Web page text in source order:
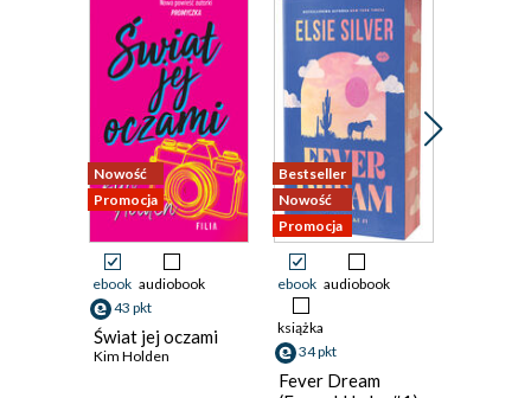
Nowość
Promocja
ebook audiobook
43 pkt
Świat jej oczami
Kim Holden
Bestseller
Nowość
Promocja
ebook audiobook
książka
34 pkt
Fever Dream